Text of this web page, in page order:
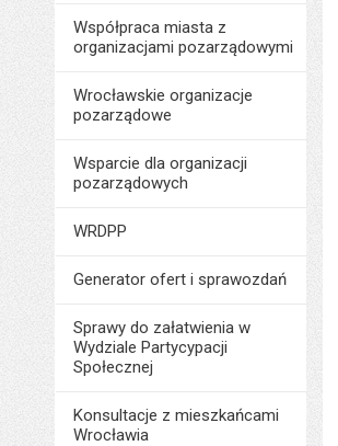
Współpraca miasta z
organizacjami pozarządowymi
Wrocławskie organizacje
pozarządowe
Wsparcie dla organizacji
pozarządowych
WRDPP
Generator ofert i sprawozdań
Sprawy do załatwienia w
Wydziale Partycypacji
Społecznej
Konsultacje z mieszkańcami
Wrocławia